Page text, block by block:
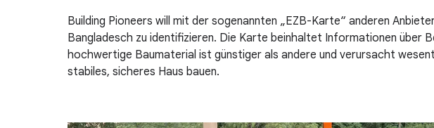
Building Pioneers will mit der sogenannten „EZB-Karte“ anderen
Bangladesch zu identifizieren. Die Karte beinhaltet Informationen über
hochwertige Baumaterial ist günstiger als andere und verursacht
stabiles, sicheres Haus bauen.